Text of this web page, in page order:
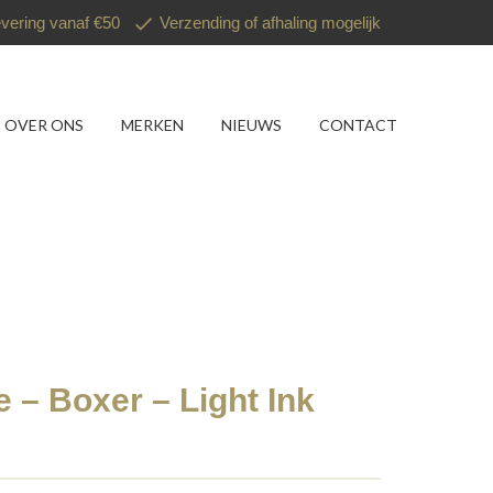
vanaf €50 Verzending of afhaling mogelijk
OVER ONS MERKEN NIEUWS CONTACT
– Boxer – Light Ink